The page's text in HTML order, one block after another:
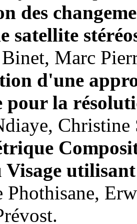
des
satellite
Binet, Marc
d'une
la
Christine
Visage
Phothisane,